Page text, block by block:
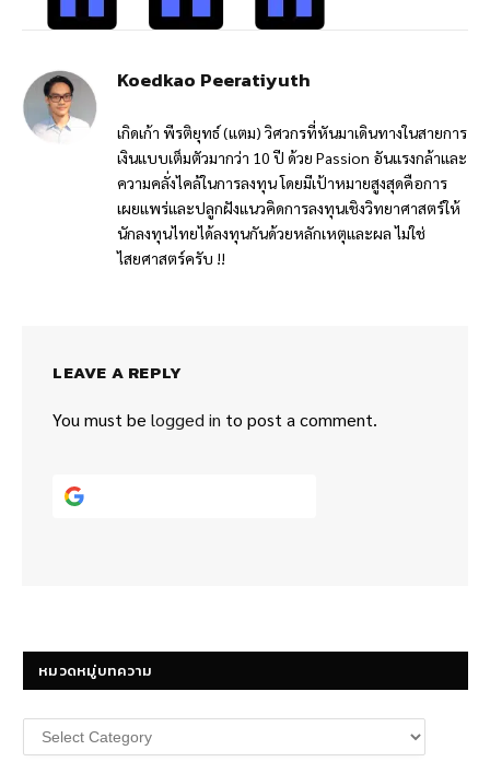
Koedkao Peeratiyuth
เกิดเก้า พีรติยุทธ์ (แตม) วิศวกรที่หันมาเดินทางในสายการ
เงินแบบเต็มตัวมากว่า 10 ปี ด้วย Passion อันแรงกล้าและ
ความคลั่งไคล้ในการลงทุน โดยมีเป้าหมายสูงสุดคือการ
เผยแพร่และปลูกฝังแนวคิดการลงทุนเชิงวิทยาศาสตร์ให้
นักลงทุนไทยได้ลงทุนกันด้วยหลักเหตุและผล ไม่ใช่
ไสยศาสตร์ครับ !!
LEAVE A REPLY
You must be logged in to post a comment.
หมวดหมู่บทความ
หมวด
หมู่